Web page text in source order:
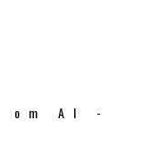
om AI -